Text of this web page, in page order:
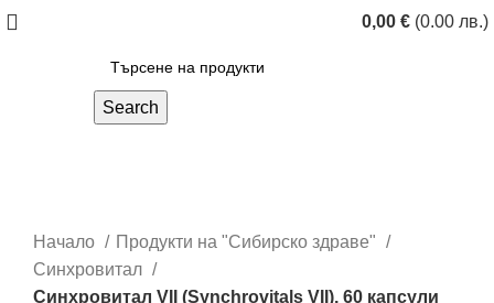
0,00 € (0.00 лв.)
Search
Начало
Продукти на "Сибирско здраве"
Синхровитал
Синхровитал VII (Synchrovitals VII), 60 капсули